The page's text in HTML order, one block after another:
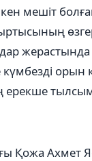
мешіт
жерастында
ерекше
Қожа Ахмет